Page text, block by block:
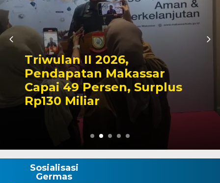
Kapolres Wajo Ziarah ke
Makam La Maddukkelleng,
Tegaskan Komitmen
Mengabdi untuk Tanah
Wajo
Sosialisasi
Germas